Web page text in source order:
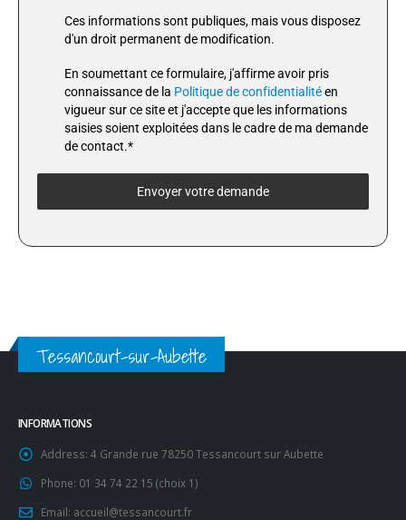
Ces informations sont publiques, mais vous disposez
d'un droit permanent de modification.
En soumettant ce formulaire, j'affirme avoir pris
connaissance de la Politique de confidentialitéen
vigueur sur ce site et j'accepte que les informations
saisies soient exploitées dans le cadre de ma demande
de contact.*
Envoyer votre demande
Tessancourt-sur-Aubette
INFORMATIONS
Address: 4 Grande rue 78250 Tessancourt sur Aubette
Phone: 01 34 74 22 15 (choix 1)
Email: accueil@tessancourt.fr